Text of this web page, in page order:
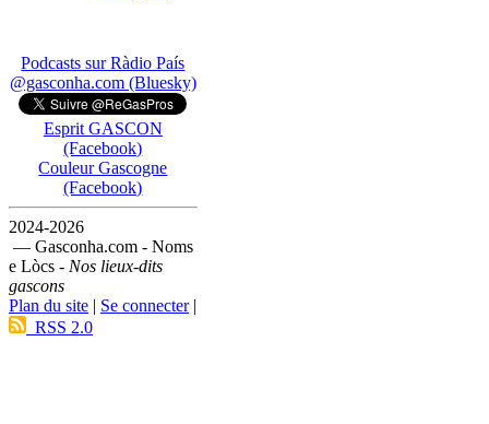
Podcasts sur Ràdio País
@gasconha.com (Bluesky)
Esprit GASCON
(Facebook)
Couleur Gascogne
(Facebook)
2024-2026
— Gasconha.com - Noms
e Lòcs - Nos lieux-dits
gascons
Plan du site | Se connecter|
RSS 2.0